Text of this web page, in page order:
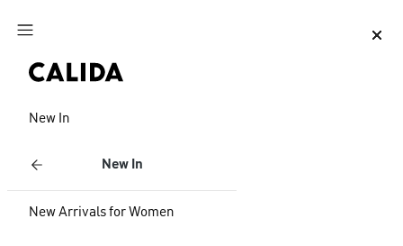
Jump to main content
New In
New In
New Arrivals for Women